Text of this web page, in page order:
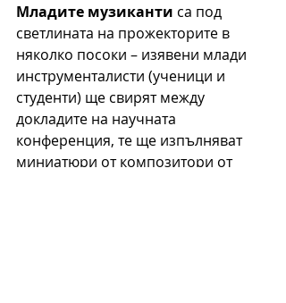
Младите музиканти са под
светлината на прожекторите в
няколко посоки – изявени млади
инструменталисти (ученици и
студенти) ще свирят между
докладите на научната
конференция, те ще изпълняват
миниатюри от композитори от